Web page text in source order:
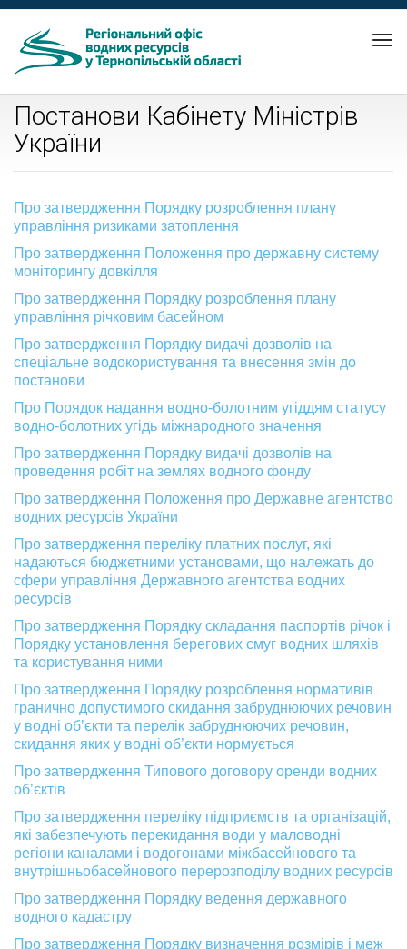
Постанови Кабінету Міністрів
України
Про затвердження Порядку розроблення плану
управління ризиками затоплення
Про затвердження Положення про державну систему
моніторингу довкілля
Про затвердження Порядку розроблення плану
управління річковим басейном
Про затвердження Порядку видачі дозволів на
спеціальне водокористування та внесення змін до
постанови
Про Порядок надання водно-болотним угіддям статусу
водно-болотних угідь міжнародного значення
Про затвердження Порядку видачі дозволів на
проведення робіт на землях водного фонду
Про затвердження Положення про Державне агентство
водних ресурсів України
Про затвердження переліку платних послуг, які
надаються бюджетними установами, що належать до
сфери управління Державного агентства водних
ресурсів
Про затвердження Порядку складання паспортів річок і
Порядку установлення берегових смуг водних шляхів
та користування ними
Про затвердження Порядку розроблення нормативів
гранично допустимого скидання забруднюючих речовин
у водні об’єкти та перелік забруднюючих речовин,
скидання яких у водні об’єкти нормується
Про затвердження Типового договору оренди водних
об’єктів
Про затвердження переліку підприємств та організацій,
які забезпечують перекидання води у маловодні
регіони каналами і водогонами міжбасейнового та
внутрішньобасейнового перерозподілу водних ресурсів
Про затвердження Порядку ведення державного
водного кадастру
Про затвердження Порядку визначення розмірів і меж